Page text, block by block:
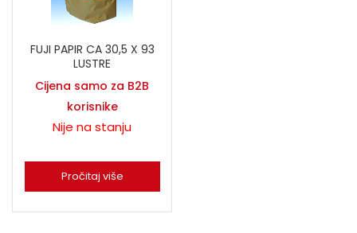
FUJI PAPIR CA 30,5 X 93
LUSTRE
Cijena samo za B2B
korisnike
Nije na stanju
Pročitaj više